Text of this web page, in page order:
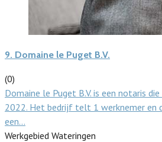
9. Domaine le Puget B.V.
(0)
Domaine le Puget B.V. is een notaris
2022. Het bedrijf telt 1 werknemer en
een…
Werkgebied Wateringen